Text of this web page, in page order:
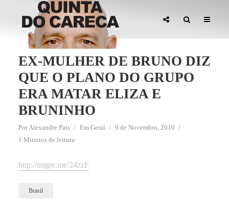
EX-MULHER DE BRUNO DIZ
QUE O PLANO DO GRUPO
ERA MATAR ELIZA E
BRUNINHO
PorAlexandre Pais Em Geral
9 de Novembro, 2010
1 Minutos de leitura
http://migre.me/24zzF
Brasil